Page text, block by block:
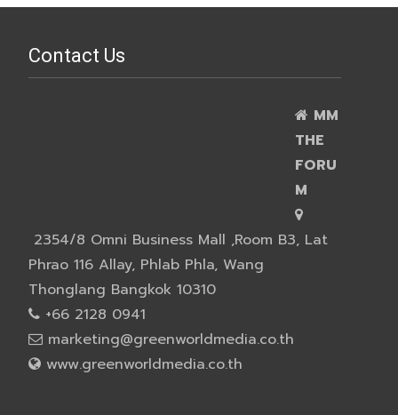
Contact Us
MM
THE
FORU
M
2354/8 Omni Business Mall ,Room B3, Lat
Phrao 116 Allay, Phlab Phla, Wang
Thonglang Bangkok 10310
+66 2128 0941
marketing@greenworldmedia.co.th
www.greenworldmedia.co.th